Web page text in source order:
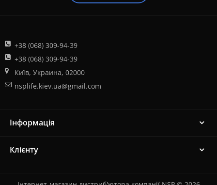
+38 (068) 309-94-39
+38 (068) 309-94-39
Київ, Украина, 02000
nsplife.kiev.ua@gmail.com
Інформація
Клієнту